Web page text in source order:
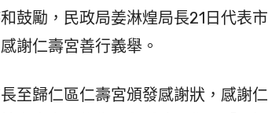
鼓勵，民政局姜淋煌局長21日代表市
謝仁壽宮善行義舉。
至歸仁區仁壽宮頒發感謝狀，感謝仁